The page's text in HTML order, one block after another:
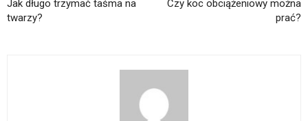
Jak długo trzymać taśma na
twarzy?
Czy koc obciążeniowy można
prać?